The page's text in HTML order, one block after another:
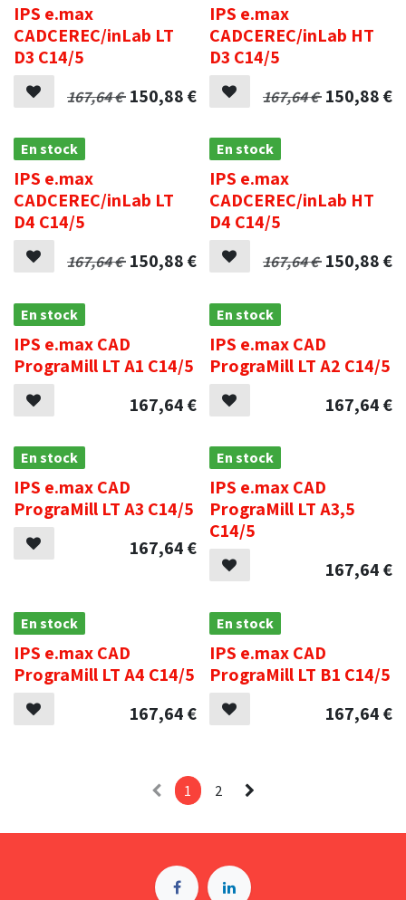
IPS e.max
CADCEREC/inLab LT
D3 C14/5
167,64€ 150,88€
IPS e.max
CADCEREC/inLab HT
D3 C14/5
167,64€ 150,88€
En stock
IPS e.max
CADCEREC/inLab LT
D4 C14/5
167,64€ 150,88€
En stock
IPS e.max
CADCEREC/inLab HT
D4 C14/5
167,64€ 150,88€
En stock
IPS e.max CAD
PrograMill LT A1 C14/5
167,64€
En stock
IPS e.max CAD
PrograMill LT A2 C14/5
167,64€
En stock
IPS e.max CAD
PrograMill LT A3 C14/5
167,64€
En stock
IPS e.max CAD
PrograMill LT A3,5
C14/5
167,64€
En stock
IPS e.max CAD
PrograMill LT A4 C14/5
167,64€
En stock
IPS e.max CAD
PrograMill LT B1 C14/5
167,64€
1 2